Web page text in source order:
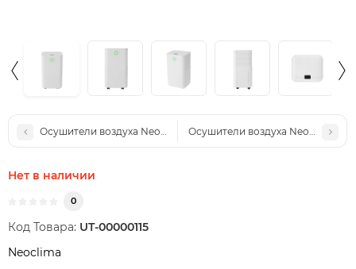
Осушители воздуха NeoClima ND-20AZОсушители воздуха NeoClima
Нет в наличии
0
Код Товара: UT-00000115
Neoclima